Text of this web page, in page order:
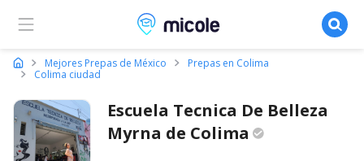
Micole, buscador de colegios
Mejores Prepas de México
Prepas en Colima
Colima ciudad
Escuela Tecnica De Belleza
Myrna de Colima